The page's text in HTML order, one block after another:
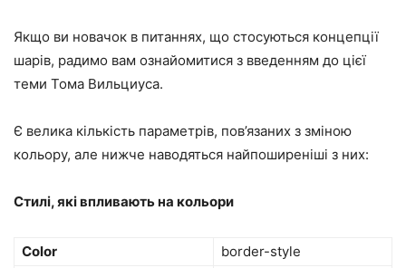
Якщо ви новачок в питаннях, що стосуються концепції
шарів, радимо вам ознайомитися з введенням до цієї
теми Тома Вильциуса.
Є велика кількість параметрів, пов’язаних з зміною
кольору, але нижче наводяться найпоширеніші з них:
Стилі, які впливають на кольори
Color
border-style